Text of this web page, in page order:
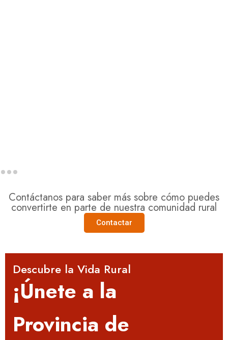
Contáctanos para saber más sobre cómo puedes
convertirte en parte de nuestra comunidad rural
Contactar
Descubre la Vida Rural
¡Únete a la
Provincia de